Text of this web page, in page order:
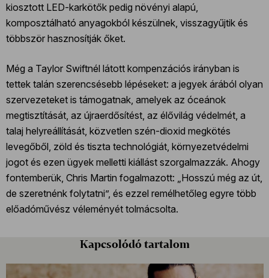
kiosztott LED-karkötők pedig növényi alapú,
komposztálható anyagokból készülnek, visszagyűjtik és
többször hasznosítják őket.
Még a Taylor Swiftnél látott kompenzációs irányban is
tettek talán szerencsésebb lépéseket: a jegyek árából olyan
szervezeteket is támogatnak, amelyek az óceánok
megtisztítását, az újraerdősítést, az élővilág védelmét, a
talaj helyreállítását, közvetlen szén-dioxid megkötés
levegőből, zöld és tiszta technológiát, környezetvédelmi
jogot és ezen ügyek melletti kiállást szorgalmazzák. Ahogy
fontemberük, Chris Martin fogalmazott: „Hosszú még az út,
de szeretnénk folytatni”, és ezzel remélhetőleg egyre több
előadóművész véleményét tolmácsolta.
Kapcsolódó tartalom